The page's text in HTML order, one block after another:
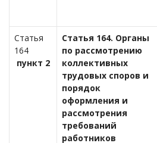
Статья
164
пункт 2
Статья 164. Органы
по рассмотрению
коллективных
трудовых споров и
порядок
оформления и
рассмотрения
требований
работников